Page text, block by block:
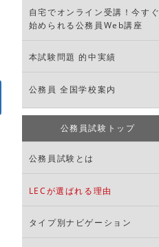
自宅でオンライン受講！今すぐ
始められる公務員Web講座
本試験問題 的中実績
公務員 全国学校案内
公務員試験トップ
公務員試験とは
LECが選ばれる理由
タイプ別ナビゲーション